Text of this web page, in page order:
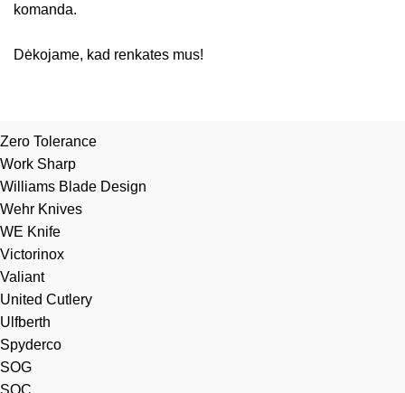
komanda.
Dėkojame, kad renkates mus!
Zero Tolerance
Work Sharp
Williams Blade Design
Wehr Knives
WE Knife
Victorinox
Valiant
United Cutlery
Ulfberth
Spyderco
SOG
SOC